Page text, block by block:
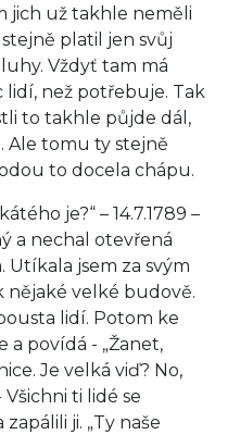
jich už takhle neměli
platil jen svůj
Vždyť tam má
než potřebuje. Tak
to takhle půjde dál,
Ale tomu ty stejně
to docela chápu.
je?“ – 14.7.1789 –
a nechal otevřená
Utíkala jsem za svým
nějaké velké budově.
lidí. Potom ke
povídá - „Žanet,
Je velká viď? No,
ti lidé se
ji. „Ty naše